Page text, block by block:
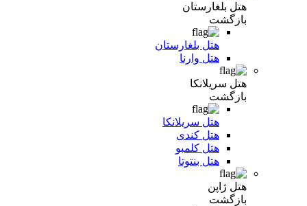
هتل بلغارستان
بازگشت
هتل بلغارستان
هتل وارنا
هتل سریلانکا
بازگشت
هتل سریلانکا
هتل کندی
هتل کلمبو
هتل بنتوتا
هتل ژاپن
بازگشت